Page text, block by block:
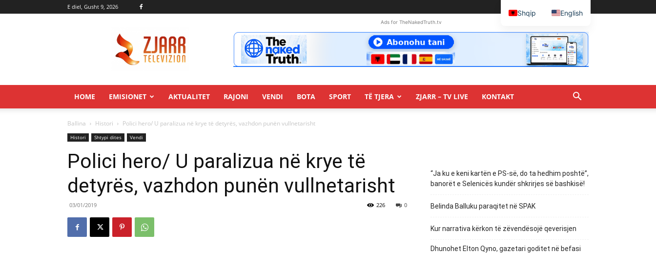
E diel, Gusht 9, 2026
Ads for TheNakedTruth.tv
HOME EMISIONET AKTUALITET RAJONI VENDI BOTA SPORT TË TJERA ZJARR – TV LIVE KONTAKT
Ballina Histori Polici hero/ U paralizua në krye të detyrës, vazhdon punën vullnetarisht
Histori Shtypi dites Vendi
Polici hero/ U paralizua në krye të
detyrës, vazhdon punën vullnetarisht
03/01/2019 0
226
“Ja ku e keni kartën e PS-së, do ta hedhim poshtë”,
banorët e Selenicës kundër shkrirjes së bashkisë!
Belinda Balluku paraqitet në SPAK
Kur narrativa kërkon të zëvendësojë qeverisjen
Dhunohet Elton Qyno, gazetari goditet në befasi
Shqip English